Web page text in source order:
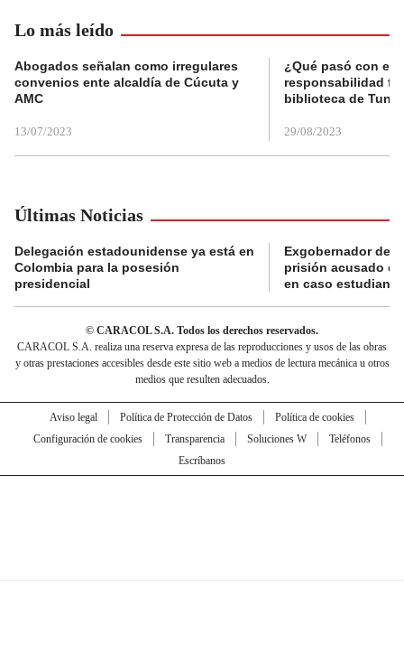
Lo más leído
Abogados señalan como irregulares
convenios ente alcaldía de Cúcuta y
AMC
13/07/2023
¿Qué pasó con el
responsabilidad
biblioteca de
29/08/2023
Últimas Noticias
Delegación estadounidense ya está en
Colombia para la posesión
presidencial
Exgobernador de
prisión acusado
en caso
© CARACOL S.A. Todos los derechos reservados.
CARACOL S.A. realiza una reserva expresa de las reproducciones y usos de las obras
y otras prestaciones accesibles desde este sitio web a medios de lectura mecánica u otros
medios que resulten adecuados.
Aviso legal Política de Protección de Datos
Política de cookies
Configuración de cookies
Transparencia Soluciones W
Teléfonos
Escríbanos